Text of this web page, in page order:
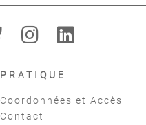
PRATIQUE
Coordonnées et Accès
Contact